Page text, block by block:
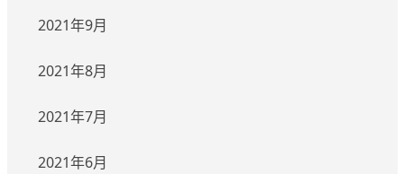
2021年9月
2021年8月
2021年7月
2021年6月